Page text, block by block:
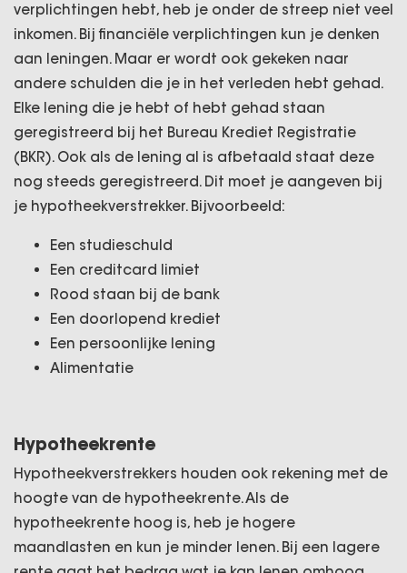
verplichtingen hebt, heb je onder de streep niet veel
inkomen. Bij financiële verplichtingen kun je denken
aan leningen. Maar er wordt ook gekeken naar
andere schulden die je in het verleden hebt gehad.
Elke lening die je hebt of hebt gehad staan
geregistreerd bij het Bureau Krediet Registratie
(BKR). Ook als de lening al is afbetaald staat deze
nog steeds geregistreerd. Dit moet je aangeven bij
je hypotheekverstrekker. Bijvoorbeeld:
Een studieschuld
Een creditcard limiet
Rood staan bij de bank
Een doorlopend krediet
Een persoonlijke lening
Alimentatie
Hypotheekrente
Hypotheekverstrekkers houden ook rekening met de
hoogte van de hypotheekrente. Als de
hypotheekrente hoog is, heb je hogere
maandlasten en kun je minder lenen. Bij een lagere